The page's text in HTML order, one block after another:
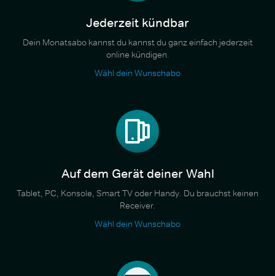
Jederzeit kündbar
Dein Monatsabo kannst du kannst du ganz einfach jederzeit
online kündigen.
Wähl dein Wunschabo
Auf dem Gerät deiner Wahl
Tablet, PC, Konsole, Smart TV oder Handy. Du brauchst keinen
Receiver.
Wähl dein Wunschabo